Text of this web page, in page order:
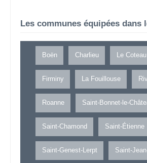
Les communes équipées dans
Boën Charlieu Le Coteau
Firminy La Fouillouse
Roanne Saint-Bonnet-le-
Saint-Chamond Saint-Étienne
Saint-Genest-Lerpt Saint-